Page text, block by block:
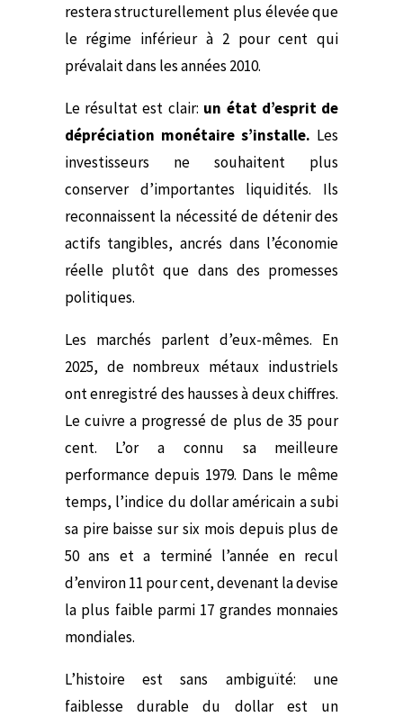
restera structurellement plus élevée que
le régime inférieur à 2 pour cent qui
prévalait dans les années 2010.
Le résultat est clair: un état d’esprit de
dépréciation monétaire s’installe. Les
investisseurs ne souhaitent plus
conserver d’importantes liquidités. Ils
reconnaissent la nécessité de détenir des
actifs tangibles, ancrés dans l’économie
réelle plutôt que dans des promesses
politiques.
Les marchés parlent d’eux-mêmes. En
2025, de nombreux métaux industriels
ont enregistré des hausses à deux chiffres.
Le cuivre a progressé de plus de 35 pour
cent. L’or a connu sa meilleure
performance depuis 1979. Dans le même
temps, l’indice du dollar américain a subi
sa pire baisse sur six mois depuis plus de
50 ans et a terminé l’année en recul
d’environ 11 pour cent, devenant la devise
la plus faible parmi 17 grandes monnaies
mondiales.
L’histoire est sans ambiguïté: une
faiblesse durable du dollar est un